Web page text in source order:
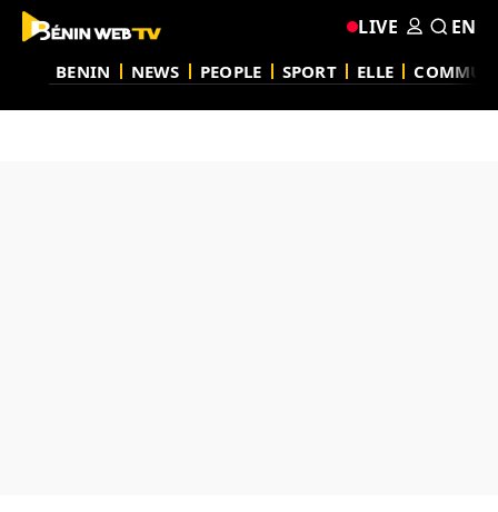
BENIN NEWS PEOPLE SPORT ELLE
LIVE EN